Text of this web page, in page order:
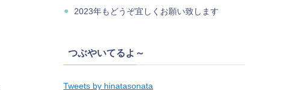
2023年もどうぞ宜しくお願い致します
つぶやいてるよ～
Tweets by hinatasonata